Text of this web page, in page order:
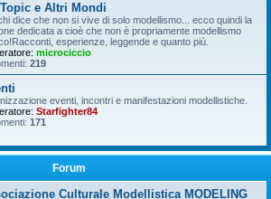
e Altri Mondi
dice che non si vive di solo modellismo... ecco quindi la
dedicata a cioè che non è propriamente modellismo
esperienze, leggende e quanto più.
microciccio
219
eventi, incontri e manifestazioni modellistiche.
Starfighter84
171
Forum
Culturale Modellistica MODELING